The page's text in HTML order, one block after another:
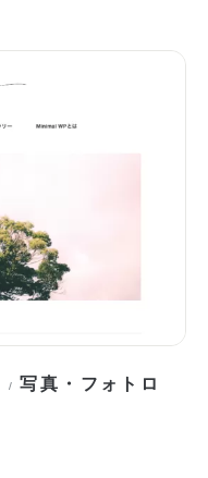
/写真・フォトロ